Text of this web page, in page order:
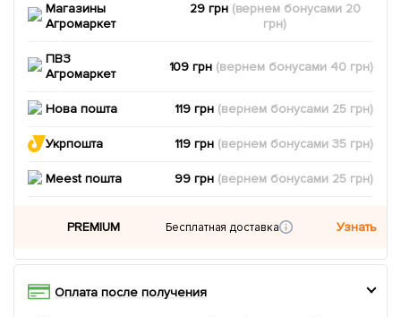
Магазины
Агромаркет
29 грн (вернем бонусами 20
грн)
ПВЗ
Агромаркет
109 грн (вернем бонусами 40 грн)
Нова пошта 119 грн (вернем бонусами 25 грн)
Укрпошта 119 грн (вернем бонусами35 грн)
Meest пошта 99 грн (вернем бонусами 25 грн)
PREMIUM Бесплатная доставка Узнать
Оплата после получения